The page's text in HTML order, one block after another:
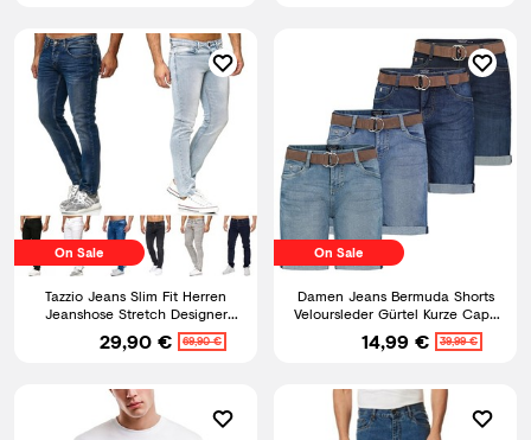
On Sale
Tazzio Jeans Slim Fit Herren
Jeanshose Stretch Designer
Hose Denim
29,90 € 69,90 €
On Sale
Damen Jeans Bermuda Shorts
Veloursleder Gürtel Kurze Capri
Hose Stretch Denim
14,99 € 39,99 €